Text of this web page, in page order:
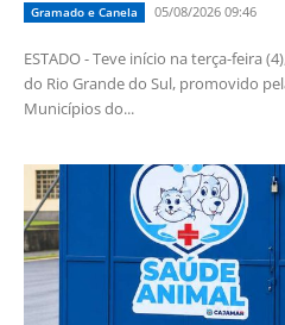
Gramado e Canela 05/08/2026 09:46
ESTADO - Teve início na terça-feira
do Rio Grande do Sul, promovido
Municípios do...